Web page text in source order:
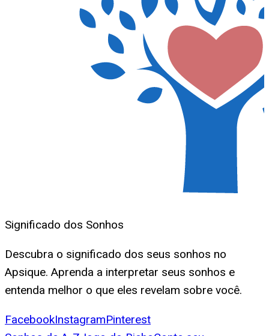
Significado dos Sonhos
Descubra o significado dos seus sonhos no
Apsique. Aprenda a interpretar seus sonhos e
entenda melhor o que eles revelam sobre você.
FacebookInstagramPinterest